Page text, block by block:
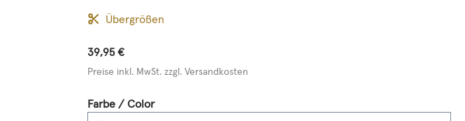
Übergrößen
39,95 €
Preise inkl. MwSt. zzgl. Versandkosten
Farbe / Colorauswählen